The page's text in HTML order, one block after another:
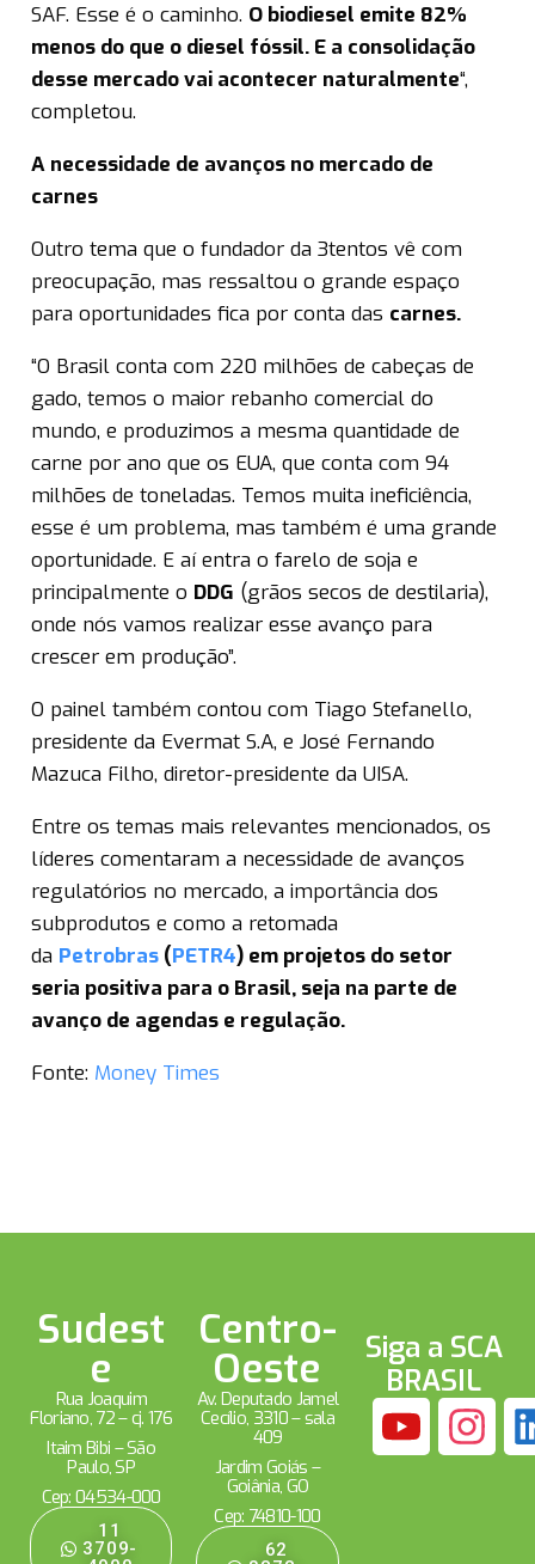
SAF. Esse é o caminho. O biodiesel emite 82%
menos do que o diesel fóssil. E a consolidação
desse mercado vai acontecer naturalmente“,
completou.
A necessidade de avanços no mercado de
carnes
Outro tema que o fundador da 3tentos vê com
preocupação, mas ressaltou o grande espaço
para oportunidades fica por conta das carnes.
“O Brasil conta com 220 milhões de cabeças de
gado, temos o maior rebanho comercial do
mundo, e produzimos a mesma quantidade de
carne por ano que os EUA, que conta com 94
milhões de toneladas. Temos muita ineficiência,
esse é um problema, mas também é uma grande
oportunidade. E aí entra o farelo de soja e
principalmente o DDG (grãos secos de destilaria),
onde nós vamos realizar esse avanço para
crescer em produção”.
O painel também contou com Tiago Stefanello,
presidente da Evermat S.A, e José Fernando
Mazuca Filho, diretor-presidente da UISA.
Entre os temas mais relevantes mencionados, os
líderes comentaram a necessidade de avanços
regulatórios no mercado, a importância dos
subprodutos e como a retomada
da Petrobras (PETR4) em projetos do setor
seria positiva para o Brasil, seja na parte de
avanço de agendas e regulação.
Fonte: Money Times
Sudest
e
Rua Joaquim
Floriano, 72 – cj. 176
Itaim Bibi – São
Paulo, SP
Cep: 04534-000
11
3709-
Centro-
Oeste
Av. Deputado Jamel
Cecílio, 3310 – sala
409
Jardim Goiás –
Goiânia, GO
Cep: 74810-100
62
Siga a SCA
BRASIL